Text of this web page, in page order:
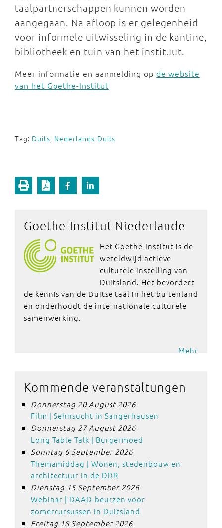
taalpartnerschappen kunnen worden
aangegaan. Na afloop is er gelegenheid
voor informele uitwisseling in de kantine,
bibliotheek en tuin van het instituut.
Meer informatie en aanmelding op de website
van het Goethe-Institut
Tag: Duits Nederlands-Duits
Goethe-Institut Niederlande
Het Goethe-Institut is de
wereldwijd actieve
culturele instelling van
Duitsland. Het bevordert
de kennis van de Duitse taal in het buitenland
en onderhoudt de internationale culturele
samenwerking.
Mehr
Kommende veranstaltungen
Donnerstag 20 August 2026
Film | Sehnsucht in Sangerhausen
Donnerstag 27 August 2026
Long Table Talk | Burgermoed
Sonntag 6 September 2026
Themamiddag | Wonen, stedenbouw en
architectuur in de DDR
Dienstag 15 September 2026
Webinar | DAAD-beurzen voor
zomercursussen in Duitsland
Freitag 18 September 2026